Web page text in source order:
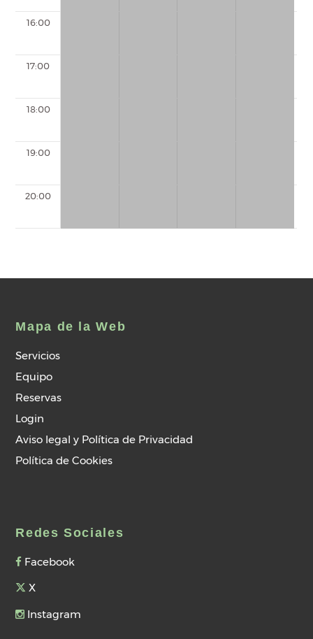
16:00
17:00
18:00
19:00
20:00
Mapa de la Web
Servicios
Equipo
Reservas
Login
Aviso legal y Política de Privacidad
Política de Cookies
Redes Sociales
Facebook
X
Instagram